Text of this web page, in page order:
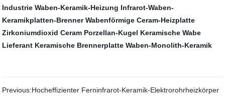
Industrie Waben-Keramik-Heizung Infrarot-Waben-
Keramikplatten-Brenner Wabenförmige Ceram-Heizplatte
Zirkoniumdioxid Ceram Porzellan-Kugel Keramische Wabe
Lieferant Keramische Brennerplatte Waben-Monolith-Keramik
Previous:Hocheffizienter Ferninfrarot-Keramik-Elektrorohrheizkörper